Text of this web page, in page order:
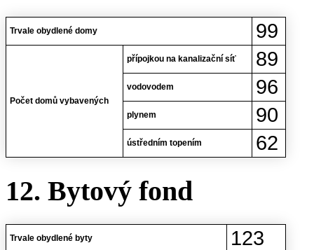
Trvale obydlené domy 99
Počet domů vybavených
přípojkou na kanalizační síť 89
vodovodem 96
plynem 90
ústředním topením 62
12. Bytový fond
Trvale obydlené byty 123